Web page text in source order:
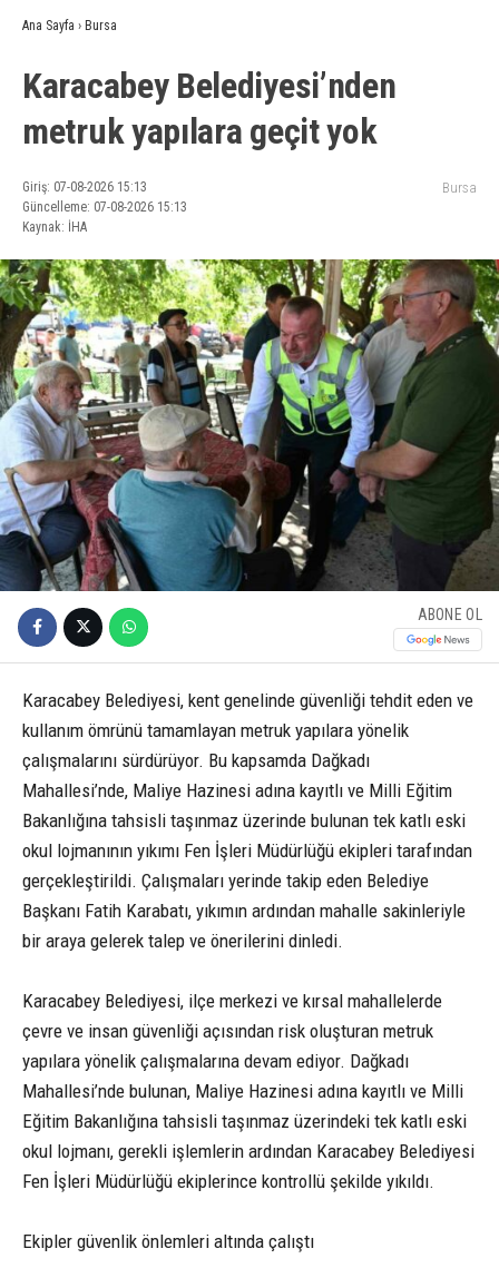
Ana Sayfa › Bursa
Karacabey Belediyesi’nden
metruk yapılara geçit yok
Giriş: 07-08-2026 15:13
Güncelleme: 07-08-2026 15:13
Kaynak: İHA
Bursa
ABONE OL
Karacabey Belediyesi, kent genelinde güvenliği tehdit eden ve
kullanım ömrünü tamamlayan metruk yapılara yönelik
çalışmalarını sürdürüyor. Bu kapsamda Dağkadı
Mahallesi’nde, Maliye Hazinesi adına kayıtlı ve Milli Eğitim
Bakanlığına tahsisli taşınmaz üzerinde bulunan tek katlı eski
okul lojmanının yıkımı Fen İşleri Müdürlüğü ekipleri tarafından
gerçekleştirildi. Çalışmaları yerinde takip eden Belediye
Başkanı Fatih Karabatı, yıkımın ardından mahalle sakinleriyle
bir araya gelerek talep ve önerilerini dinledi.
Karacabey Belediyesi, ilçe merkezi ve kırsal mahallelerde
çevre ve insan güvenliği açısından risk oluşturan metruk
yapılara yönelik çalışmalarına devam ediyor. Dağkadı
Mahallesi’nde bulunan, Maliye Hazinesi adına kayıtlı ve Milli
Eğitim Bakanlığına tahsisli taşınmaz üzerindeki tek katlı eski
okul lojmanı, gerekli işlemlerin ardından Karacabey Belediyesi
Fen İşleri Müdürlüğü ekiplerince kontrollü şekilde yıkıldı.
Ekipler güvenlik önlemleri altında çalıştı